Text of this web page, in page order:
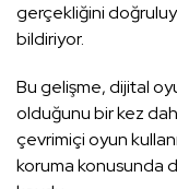
gerçekliğini
bildiriyor.
Bu gelişme, dijital
olduğunu bir kez
çevrimiçi oyun
koruma konusunda